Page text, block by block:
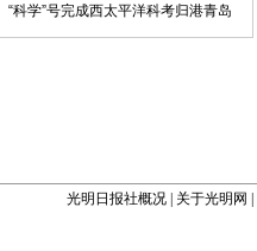
光明日报社概况 关于光明网